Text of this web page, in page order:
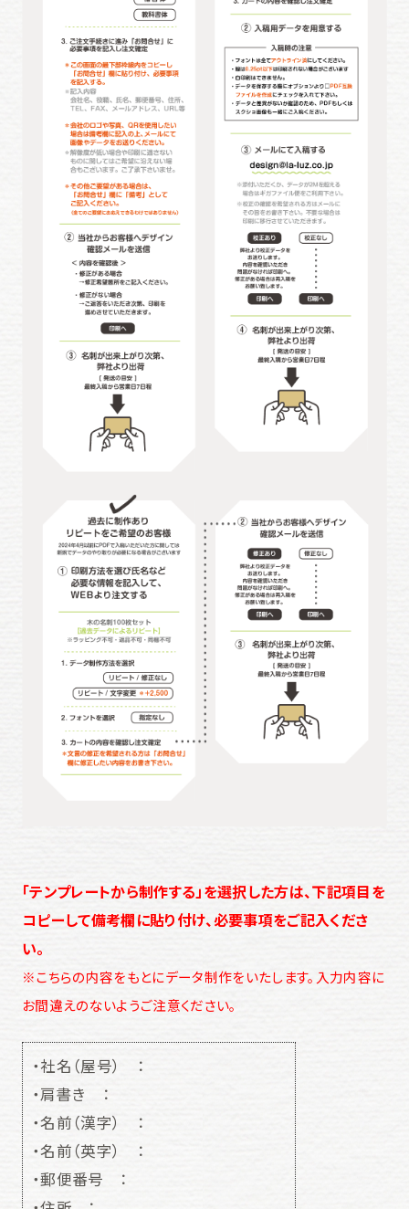
「テンプレートから制作する」を選択した方は、下記項目を
コピーして備考欄に貼り付け、必要事項をご記入くださ
い。
※こちらの内容をもとにデータ制作をいたします。入力内容に
お間違えのないようご注意ください。
・社名（屋号） ：
・肩書き ：
・名前（漢字） ：
・名前（英字） ：
・郵便番号 ：